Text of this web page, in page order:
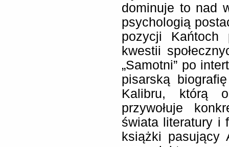
dominuje to nad
psychologią
pozycji Kańtoch
kwestii
„Samotni” po
pisarską
Kalibru, którą
przywołuje
świata literatury i
książki pasujący